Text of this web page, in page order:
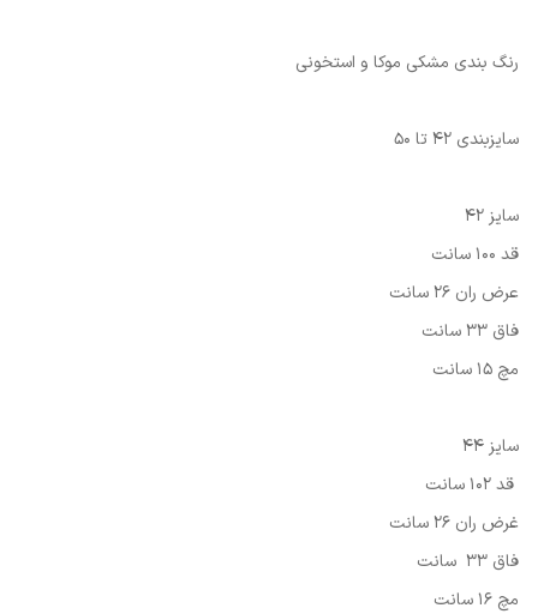
رنگ بندی مشکی موکا و استخونی
سایزبندی 42 تا 50
سایز 42
قد 100 سانت
عرض ران 26 سانت
فاق 33 سانت
مچ 15 سانت
سایز 44
قد 102 سانت
غرض ران 26 سانت
فاق 33 سانت
مچ 16 سانت